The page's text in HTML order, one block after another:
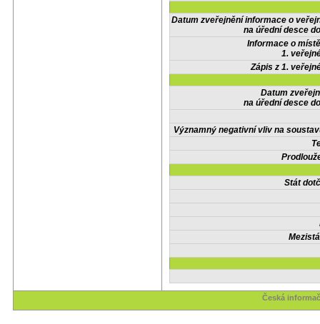
Datum zveřejnění informace o
na úřední desce
Informace o
1.
Zápis z 1.
Datum
na úřední desce
Významný negativní vliv na
Stát
Česká